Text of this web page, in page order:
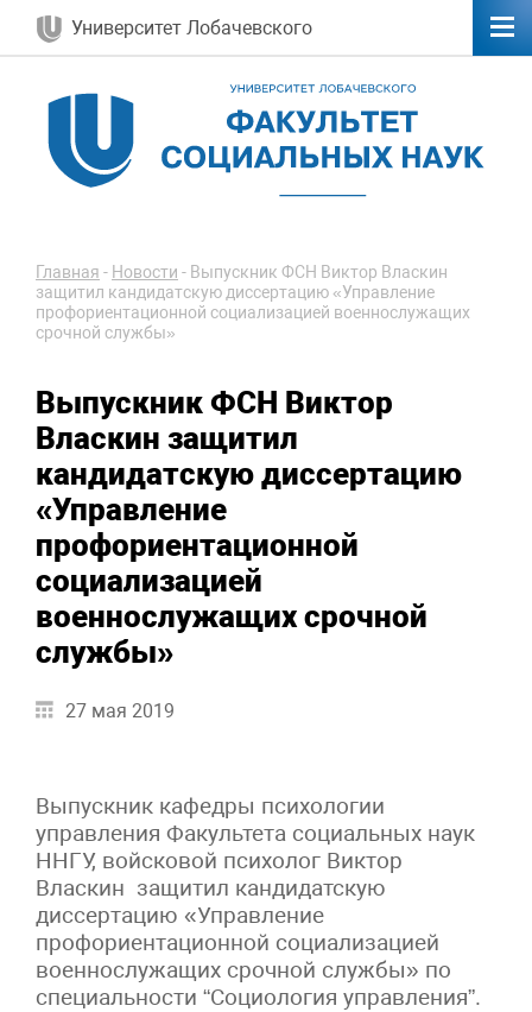
Университет Лобачевского
Главная - Новости - Выпускник ФСН Виктор Власкин
защитил кандидатскую диссертацию «Управление
профориентационной социализацией военнослужащих
срочной службы»
Выпускник ФСН Виктор
Власкин защитил
кандидатскую диссертацию
«Управление
профориентационной
социализацией
военнослужащих срочной
службы»
27 мая 2019
Выпускник кафедры психологии
управления Факультета социальных наук
ННГУ, войсковой психолог Виктор
Власкин защитил кандидатскую
диссертацию «Управление
профориентационной социализацией
военнослужащих срочной службы» по
специальности “Социология управления”.